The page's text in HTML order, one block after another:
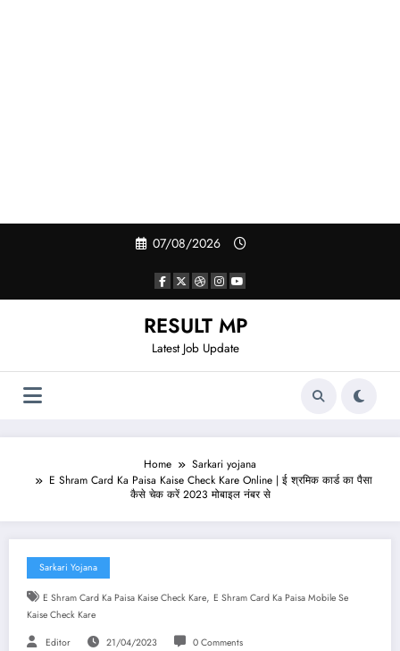
07/08/2026
RESULT MP
Latest Job Update
Home
Sarkari yojana
E Shram Card Ka Paisa Kaise Check Kare Online | ई श्रमिक कार्ड का पैसा
कैसे चेक करें 2023 मोबाइल नंबर से
Sarkari Yojana
E Shram Card Ka Paisa Kaise Check Kare, E Shram Card Ka Paisa Mobile Se
Kaise Check Kare
Editor 21/04/2023 0 Comments